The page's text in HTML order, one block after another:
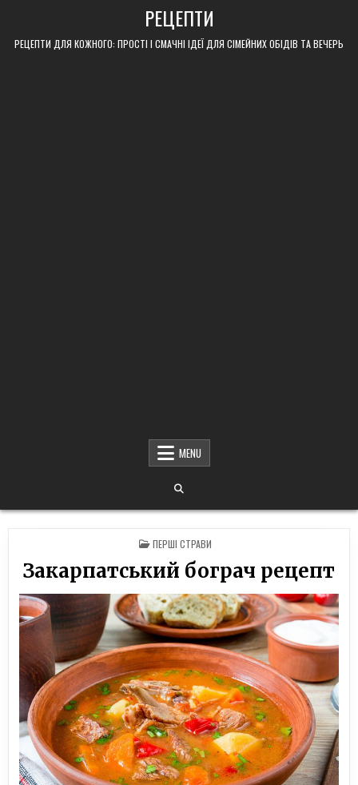
content
РЕЦЕПТИ
РЕЦЕПТИ ДЛЯ КОЖНОГО: ПРОСТІ І СМАЧНІ ІДЕЇ ДЛЯ СІМЕЙНИХ ОБІДІВ ТА ВЕЧЕРЬ
MENU
POSTED
IN
ПЕРШІ СТРАВИ
Закарпатський бограч рецепт